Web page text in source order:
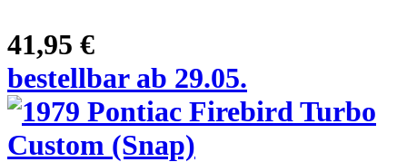
41,95 €
bestellbar ab 29.05.